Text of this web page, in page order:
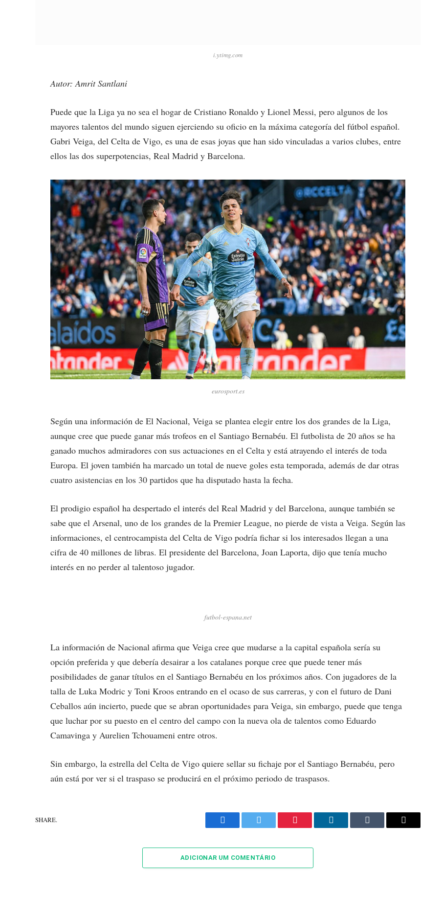
i.ytimg.com
Autor: Amrit Santlani
Puede que la Liga ya no sea el hogar de Cristiano Ronaldo y Lionel Messi, pero algunos de los
mayores talentos del mundo siguen ejerciendo su oficio en la máxima categoría del fútbol español.
Gabri Veiga, del Celta de Vigo, es una de esas joyas que han sido vinculadas a varios clubes, entre
ellos las dos superpotencias, Real Madrid y Barcelona.
eurosport.es
Según una información de El Nacional, Veiga se plantea elegir entre los dos grandes de la Liga,
aunque cree que puede ganar más trofeos en el Santiago Bernabéu. El futbolista de 20 años se ha
ganado muchos admiradores con sus actuaciones en el Celta y está atrayendo el interés de toda
Europa. El joven también ha marcado un total de nueve goles esta temporada, además de dar otras
cuatro asistencias en los 30 partidos que ha disputado hasta la fecha.
El prodigio español ha despertado el interés del Real Madrid y del Barcelona, aunque también se
sabe que el Arsenal, uno de los grandes de la Premier League, no pierde de vista a Veiga. Según las
informaciones, el centrocampista del Celta de Vigo podría fichar si los interesados llegan a una
cifra de 40 millones de libras. El presidente del Barcelona, Joan Laporta, dijo que tenía mucho
interés en no perder al talentoso jugador.
futbol-espana.net
La información de Nacional afirma que Veiga cree que mudarse a la capital española sería su
opción preferida y que debería desairar a los catalanes porque cree que puede tener más
posibilidades de ganar títulos en el Santiago Bernabéu en los próximos años. Con jugadores de la
talla de Luka Modric y Toni Kroos entrando en el ocaso de sus carreras, y con el futuro de Dani
Ceballos aún incierto, puede que se abran oportunidades para Veiga, sin embargo, puede que tenga
que luchar por su puesto en el centro del campo con la nueva ola de talentos como Eduardo
Camavinga y Aurelien Tchouameni entre otros.
Sin embargo, la estrella del Celta de Vigo quiere sellar su fichaje por el Santiago Bernabéu, pero
aún está por ver si el traspaso se producirá en el próximo periodo de traspasos.
SHARE.
Facebook Twitter Pinterest LinkedIn Tumblr Email
ADICIONAR UM COMENTÁRIO